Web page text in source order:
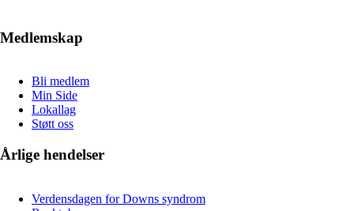
Medlemskap
Bli medlem
Min Side
Lokallag
Støtt oss
Årlige hendelser
Verdensdagen for Downs syndrom